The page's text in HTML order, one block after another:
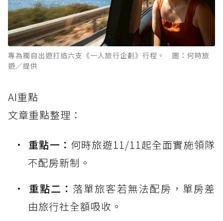
專為獨自出遊打造六支《一人旅行企劃》行程。 圖：何時旅
遊／提供
AI重點
文章重點整理：
重點一： 何時旅遊11/11起全面實施領隊
不配房新制。
重點二： 落單旅客若無法配房，單房差
由旅行社全額吸收。